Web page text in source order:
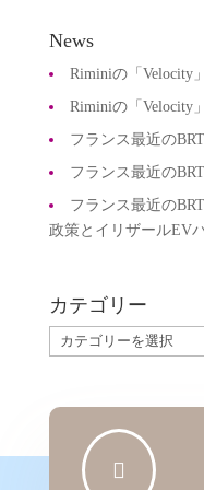
News
Riminiの「Velocity
Riminiの「Velocity
フランス最近の
フランス最近の
フランス最近の
政策とイリザールEV
カテゴリー
カ
リ
